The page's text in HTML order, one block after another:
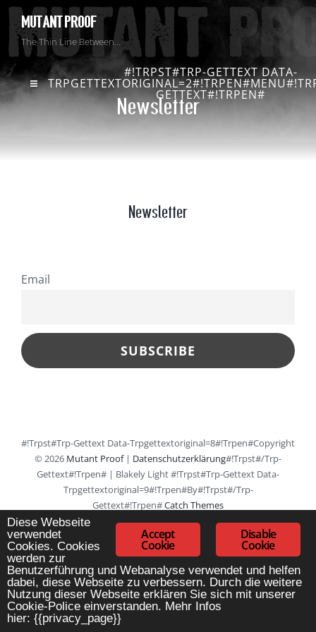
MUTANT PROOF
The Thin Line Between…
#!TRPST#TRP-GETTEXT DATA-
GETTEXT#!TRPEN#
Newsletter
Newsletter
Email
#!trpst#trp-Gettext Data-Trpgettextoriginal=8#!trpen#Copyright
© 2026 Mutant Proof| Datenschutzerklärung#!trpst#/trp-
Gettext#!trpen# | Blakely Light #!trpst#trp-Gettext Data-
Trpgettextoriginal=9#!trpen#by#!trpst#/trp-
Gettext#!trpen#Catch Themes
Disable
Cookie
Accept
Cookie
Diese Webseite
verwendet
Cookies. Cookies
werden zur
Benutzerführung und Webanalyse verwendet und helfen
dabei, diese Webseite zu verbessern. Durch die weitere
Nutzung dieser Webseite erklären Sie sich mit unserer
Cookie-Police einverstanden. Mehr Infos
hier: {{privacy_page}}